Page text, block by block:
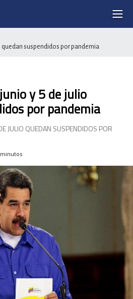
quedan suspendidos por pandemia
y 5 de julio
por pandemia
JULIO QUEDAN SUSPENDIDOS POR
minutos